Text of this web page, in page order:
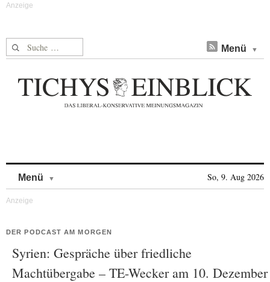
Suche nach: Menü
Menü So, 9. Aug 2026
DER PODCAST AM MORGEN
Syrien: Gespräche über friedliche
Machtübergabe – TE-Wecker am 10. Dezember